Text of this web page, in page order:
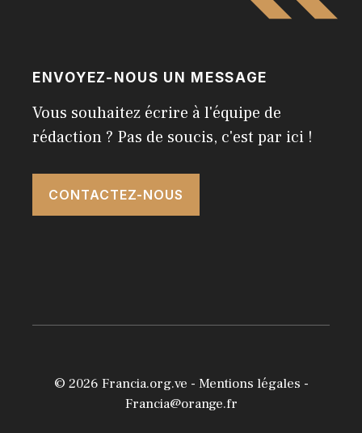
ENVOYEZ-NOUS UN MESSAGE
Vous souhaitez écrire à l'équipe de
rédaction ? Pas de soucis, c'est par ici !
CONTACTEZ-NOUS
© 2026 Francia.org.ve - Mentions légales -
Francia@orange.fr